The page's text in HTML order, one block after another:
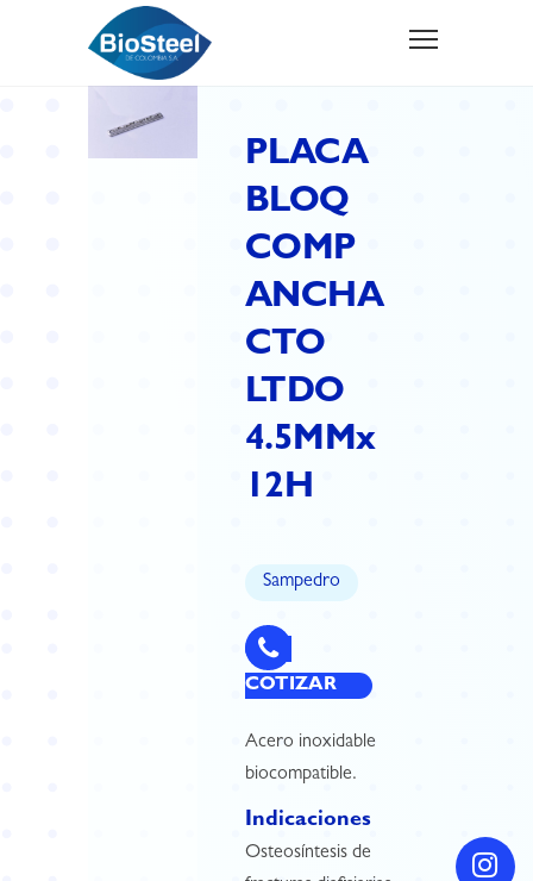
PLACA
BLOQ
COMP
ANCHA
CTO
LTDO
4.5MMx
12H
Sampedro
COTIZAR
Acero inoxidable
biocompatible.
Indicaciones
Osteosíntesis de